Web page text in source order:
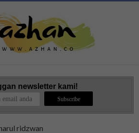
newsletter kami!
ridzwan